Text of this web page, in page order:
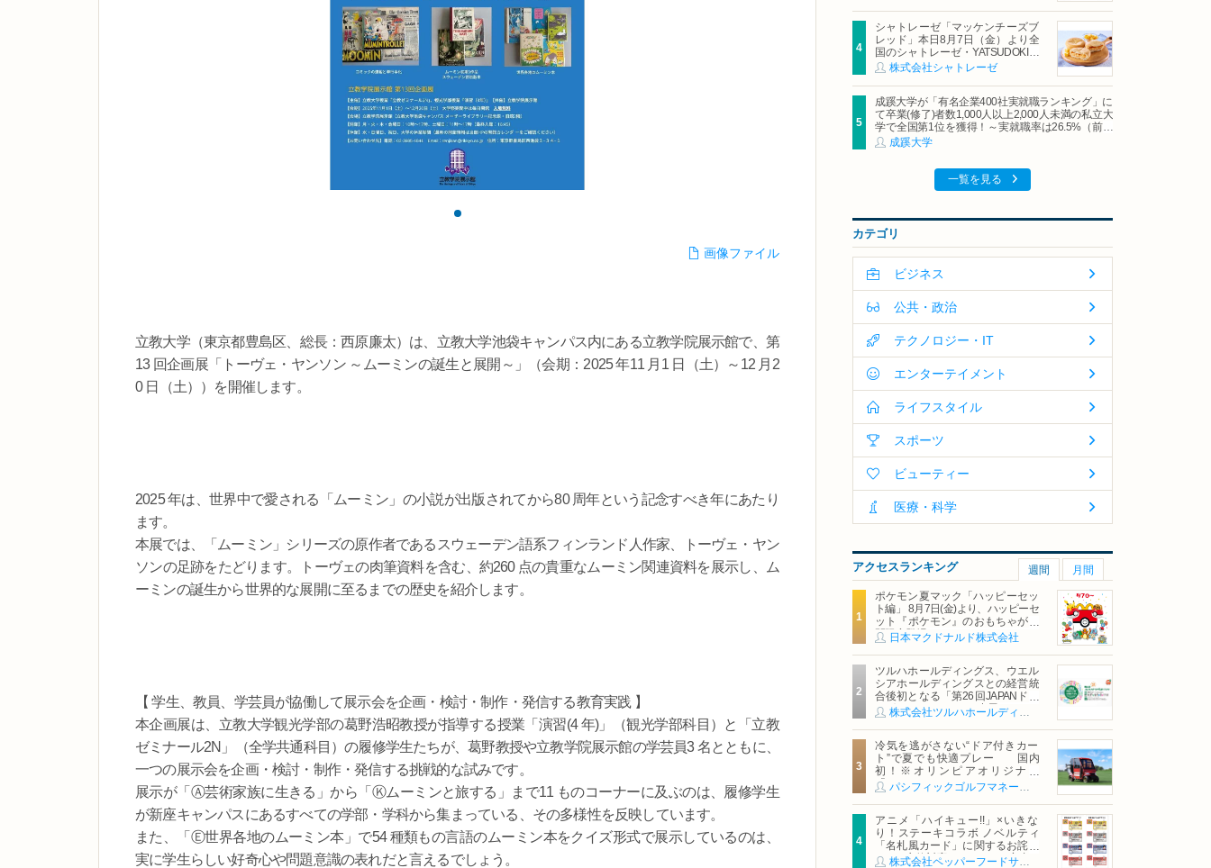
画像ファイル
立教大学（東京都豊島区、総長：西原廉太）は、立教大学池袋キャンパス内にある立教学院展示館で、第
13 回企画展「トーヴェ・ヤンソン ～ムーミンの誕生と展開～」（会期：2025 年11 月1 日（土）～12 月2
0 日（土））を開催します。
2025 年は、世界中で愛される「ムーミン」の小説が出版されてから80 周年という記念すべき年にあたり
ます。
本展では、「ムーミン」シリーズの原作者であるスウェーデン語系フィンランド人作家、トーヴェ・ヤン
ソンの足跡をたどります。トーヴェの肉筆資料を含む、約260 点の貴重なムーミン関連資料を展示し、ム
ーミンの誕生から世界的な展開に至るまでの歴史を紹介します。
【 学生、教員、学芸員が協働して展示会を企画・検討・制作・発信する教育実践 】
本企画展は、立教大学観光学部の葛野浩昭教授が指導する授業「演習(4 年)」（観光学部科目）と「立教
ゼミナール2N」（全学共通科目）の履修学生たちが、葛野教授や立教学院展示館の学芸員3 名とともに、
一つの展示会を企画・検討・制作・発信する挑戦的な試みです。
展示が「Ⓐ芸術家族に生きる」から「Ⓚムーミンと旅する」まで11 ものコーナーに及ぶのは、履修学生
が新座キャンパスにあるすべての学部・学科から集まっている、その多様性を反映しています。
また、「Ⓔ世界各地のムーミン本」で54 種類もの言語のムーミン本をクイズ形式で展示しているのは、
実に学生らしい好奇心や問題意識の表れだと言えるでしょう。
シャトレーゼ「マッケンチーズブ
レッド」本日8月7日（金）より全
国のシャトレーゼ・YATSUDOKIで
発売株式会社シャトレーゼ
成蹊大学が「有名企業400社実就職ランキング」に
て卒業(修了)者数1,000人以上2,000人未満の私立大
学で全国第1位を獲得！～実就職率は26.5%（前年
比＋4.3pt）に伸長、東京の私立大学でも10位にラ
ンクイン～
成蹊大学
一覧を見る
カテゴリ
ビジネス
公共・政治
テクノロジー・IT
エンターテイメント
ライフスタイル
スポーツ
ビューティー
医療・科学
アクセスランキング 週間 月間
ポケモン夏マック「ハッピーセッ
ト編」 8月7日(金)より、ハッピーセ
ット『ポケモン』のおもちゃが期
間限定登場
日本マクドナルド株式会社
ツルハホールディングス、ウエル
シアホールディングスとの経営統
合後初となる「第26回JAPANドラ
ッグストアショー」に出展
冷気を逃がさない“ドア付きカー
ト”で夏でも快適プレー 国内
初！※オリンピアオリジナル
「AirCon Cart（エアコンカー
ト）」導入 | ＰＧＭ
アニメ「ハイキュー!!」×いきな
り！ステーキコラボ ノベルティ
「名札風カード」に関するお詫び
および交換対応についてのご案内